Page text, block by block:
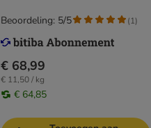
€ 68,99
€ 11,50 / kg
€ 64,85
Beoordeling: 5/5 (1)